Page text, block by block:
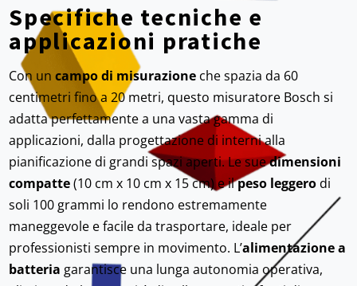
Specifiche tecniche e
applicazioni pratiche
Con uncampo di misurazione che spazia da 60
centimetri fino a 20 metri, questo misuratore Bosch si
adatta perfettamente a una vasta gamma di
applicazioni, dalla progettazione di interni alla
pianificazione di grandi spazi aperti. Le suedimensioni
compatte(10 cm x 10 cm x 15 cm) e ilpeso leggerodi
soli 100 grammi lo rendono estremamente
maneggevole e facile da trasportare, ideale per
professionisti sempre in movimento. L’alimentazione a
batteria garantisce una lunga autonomia operativa,